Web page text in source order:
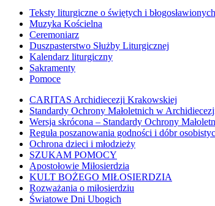
Teksty liturgiczne o świętych i błogosławionych
Muzyka Kościelna
Ceremoniarz
Duszpasterstwo Służby Liturgicznej
Kalendarz liturgiczny
Sakramenty
Pomoce
CARITAS Archidiecezji Krakowskiej
Standardy Ochrony Małoletnich w
Wersja skrócona – Standardy Ochrony
Reguła poszanowania godności i dóbr
Ochrona dzieci i młodzieży
SZUKAM POMOCY
Apostołowie Miłosierdzia
KULT BOŻEGO MIŁOSIERDZIA
Rozważania o miłosierdziu
Światowe Dni Ubogich